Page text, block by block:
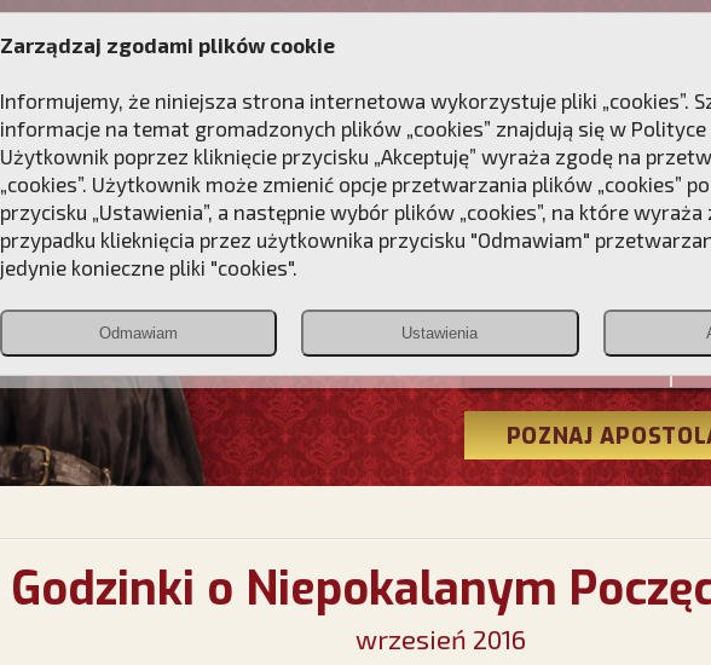
PATRON KAMPANIE DLA DUSZY
Christiana
POZNAJ
Godzinki o Niepokalanym
wrzesień 2016
Zarządzaj zgodami plików cookie
Informujemy, że niniejsza strona internetowa wykorzystuje pliki „cookies”.
informacje na temat gromadzonych plików „cookies” znajdują się w
Użytkownik poprzez kliknięcie przycisku „Akceptuję” wyraża zgodę na
„cookies”. Użytkownik może zmienić opcje przetwarzania plików „cookies”
przycisku „Ustawienia”, a następnie wybór plików „cookies”, na które wyraża
przypadku klieknięcia przez użytkownika przycisku "Odmawiam"
jedynie konieczne pliki "cookies".
Odmawiam Ustawienia